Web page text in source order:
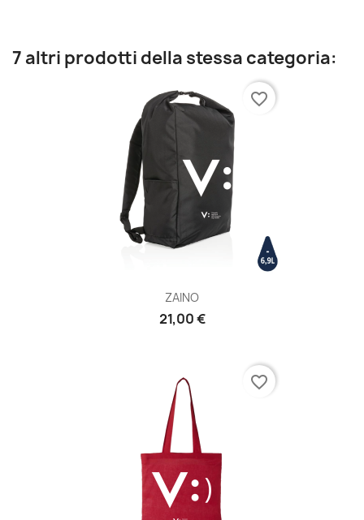
7 altri prodotti della stessa categoria:
ZAINO
21,00 €
favorite_border
favorite_border